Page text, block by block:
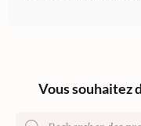
Vous souhaitez